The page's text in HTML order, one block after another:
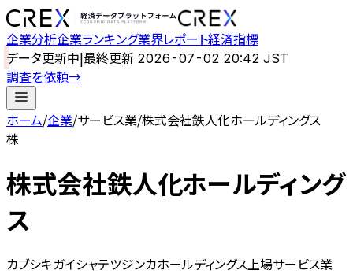
企業分析企業ランキング業界レポート経済指標
データ更新中|最終更新 2026-07-02 20:42 JST
調査を依頼→
ホーム/企業/サービス業/株式会社鉄人化ホールディングス
株
株式会社鉄人化ホールディング
ス
カブシキガイシャテツジンカホールディングス 上場サービス業